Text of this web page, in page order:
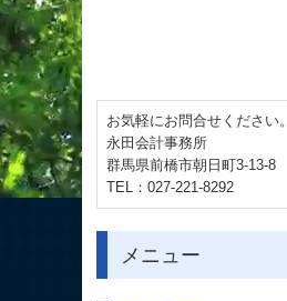
お気軽にお問合せください。
永田会計事務所
群馬県前橋市朝日町3-13-8
TEL：027-221-8292
メニュー